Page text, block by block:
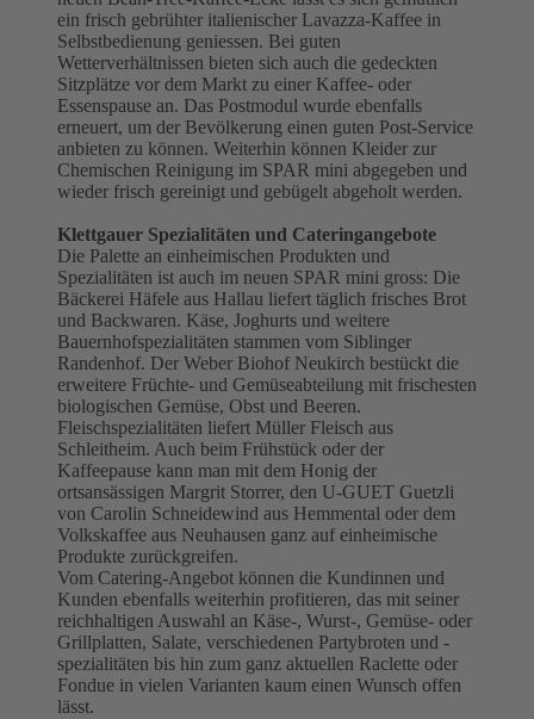
ein frisch gebrühter italienischer Lavazza-Kaffee in
Selbstbedienung geniessen. Bei guten
Wetterverhältnissen bieten sich auch die gedeckten
Sitzplätze vor dem Markt zu einer Kaffee- oder
Essenspause an. Das Postmodul wurde ebenfalls
erneuert, um der Bevölkerung einen guten Post-Service
anbieten zu können. Weiterhin können Kleider zur
Chemischen Reinigung im SPAR mini abgegeben und
wieder frisch gereinigt und gebügelt abgeholt werden.
Klettgauer Spezialitäten und Cateringangebote
Die Palette an einheimischen Produkten und
Spezialitäten ist auch im neuen SPAR mini gross: Die
Bäckerei Häfele aus Hallau liefert täglich frisches Brot
und Backwaren. Käse, Joghurts und weitere
Bauernhofspezialitäten stammen vom Siblinger
Randenhof. Der Weber Biohof Neukirch bestückt die
erweitere Früchte- und Gemüseabteilung mit frischesten
biologischen Gemüse, Obst und Beeren.
Fleischspezialitäten liefert Müller Fleisch aus
Schleitheim. Auch beim Frühstück oder der
Kaffeepause kann man mit dem Honig der
ortsansässigen Margrit Storrer, den U-GUET Guetzli
von Carolin Schneidewind aus Hemmental oder dem
Volkskaffee aus Neuhausen ganz auf einheimische
Produkte zurückgreifen.
Vom Catering-Angebot können die Kundinnen und
Kunden ebenfalls weiterhin profitieren, das mit seiner
reichhaltigen Auswahl an Käse-, Wurst-, Gemüse- oder
Grillplatten, Salate, verschiedenen Partybroten und -
spezialitäten bis hin zum ganz aktuellen Raclette oder
Fondue in vielen Varianten kaum einen Wunsch offen
lässt.